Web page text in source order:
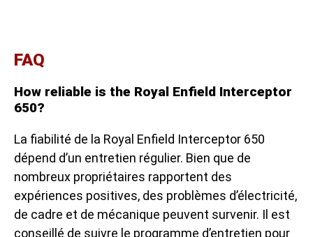
FAQ
How reliable is the Royal Enfield Interceptor
650?
La fiabilité de la Royal Enfield Interceptor 650
dépend d’un entretien régulier. Bien que de
nombreux propriétaires rapportent des
expériences positives, des problèmes d’électricité,
de cadre et de mécanique peuvent survenir. Il est
conseillé de suivre le programme d’entretien pour